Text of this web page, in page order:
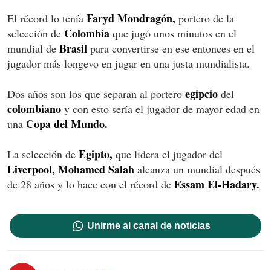
El récord lo tenía Faryd Mondragón, portero de la
selección de Colombia que jugó unos minutos en el
mundial de Brasil para convertirse en ese entonces en el
jugador más longevo en jugar en una justa mundialista.
Dos años son los que separan al portero egipcio del
colombiano y con esto sería el jugador de mayor edad en
una Copa del Mundo.
La selección de Egipto, que lidera el jugador del
Liverpool, Mohamed Salah alcanza un mundial después
de 28 años y lo hace con el récord de Essam El-Hadary.
Unirme al canal de noticias